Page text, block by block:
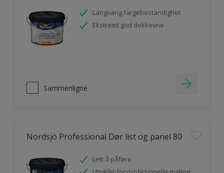
Langvarig fargebestandighet
Ekstremt god dekkevne
Sammenligne
Nordsjö Professional Dør list og panel 80
Lett å påføre